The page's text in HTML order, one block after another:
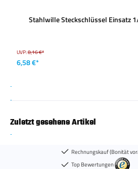
Stahlwille Steckschlüssel Einsatz
UVP:8,16 €*
6,58 €*
Zuletzt gesehene Artikel
Rechnungskauf (Bonität
Top Bewertungen